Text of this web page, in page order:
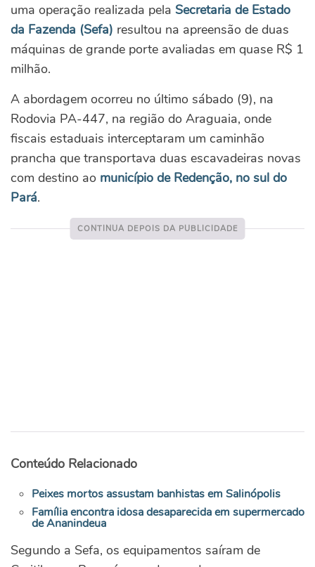
uma operação realizada pela Secretaria de Estado
da Fazenda (Sefa) resultou na apreensão de duas
máquinas de grande porte avaliadas em quase R$ 1
milhão.
A abordagem ocorreu no último sábado (9), na
Rodovia PA-447, na região do Araguaia, onde
fiscais estaduais interceptaram um caminhão
prancha que transportava duas escavadeiras novas
com destino ao município de Redenção, no sul do
Pará.
Conteúdo Relacionado
Peixes mortos assustam banhistas em Salinópolis
Família encontra idosa desaparecida em supermercado
de Ananindeua
Segundo a Sefa, os equipamentos saíram de